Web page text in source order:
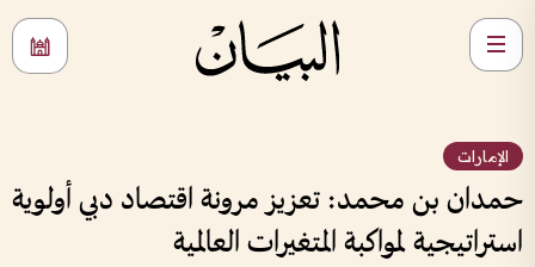
الإمارات
حمدان بن محمد: تعزيز مرونة اقتصاد دبي أولوية
استراتيجية لمواكبة المتغيرات العالمية